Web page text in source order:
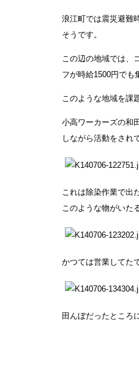
浪江町では震災避難
そうです。
この辺の地域では、
フが時給1500円でも
このような地域を課
小高ワーカーズの和
しながら活動をされ
これは除染作業で出
このような物がいた
かつては営業してた
田んぼだったところ